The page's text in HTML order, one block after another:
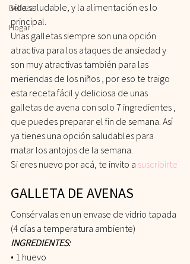
Belleza
Hogar
vida saludable, y la alimentación es lo
principal.
Unas galletas siempre son una opción
atractiva para los ataques de ansiedad y
son muy atractivas también para las
meriendas de los niños , por eso te traigo
esta receta fácil y deliciosa de unas
galletas de avena con solo 7 ingredientes ,
que puedes preparar el fin de semana. Así
ya tienes una opción saludables para
matar los antojos de la semana.
Si eres nuevo por acá, te invito a suscribirte
GALLETA DE AVENAS
Consérvalas en un envase de vidrio tapada
(4 días a temperatura ambiente)
INGREDIENTES:
• 1 huevo